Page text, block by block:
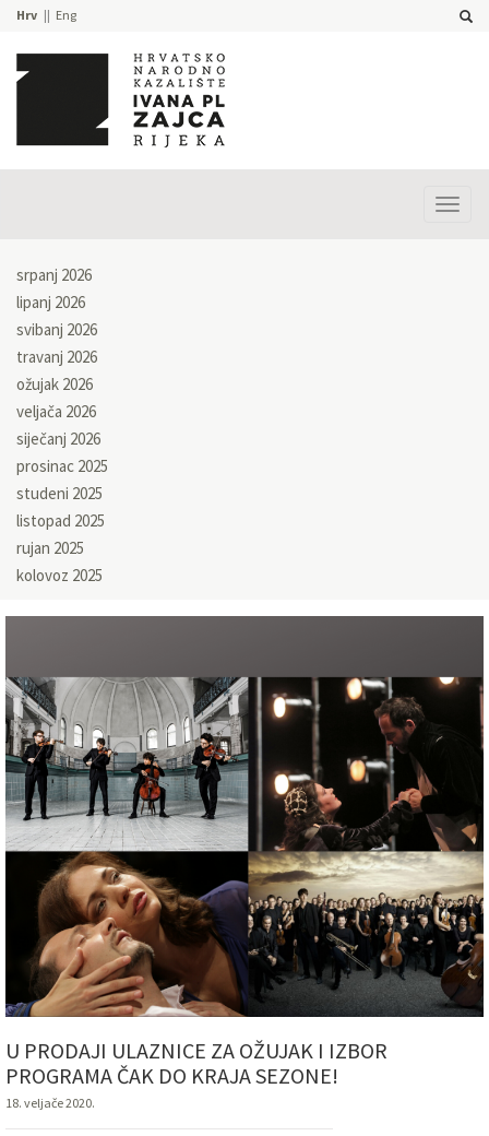
Hrv Eng
srpanj 2026
lipanj 2026
svibanj 2026
travanj 2026
ožujak 2026
veljača 2026
siječanj 2026
prosinac 2025
studeni 2025
listopad 2025
rujan 2025
kolovoz 2025
U PRODAJI ULAZNICE ZA OŽUJAK I IZBOR
PROGRAMA ČAK DO KRAJA SEZONE!
18. veljače 2020.